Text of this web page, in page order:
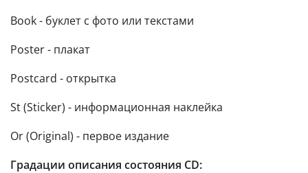
Book - буклет с фото или текстами
Poster - плакат
Postcard - открытка
St (Sticker) - информационная наклейка
Or (Original) - первое издание
Градации описания состояния CD: